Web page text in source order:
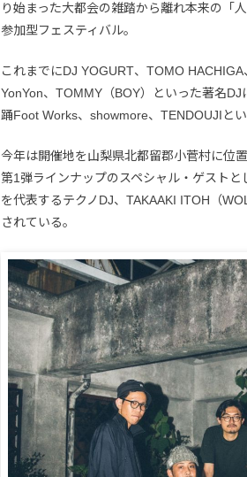
り始まった大都会の雑踏から離れ本来の「
参加型フェスティバル。
これまでにDJ YOGURT、TOMO HACHIGA
YonYon、TOMMY（BOY）といった著名DJ
踊Foot Works、showmore、TENDOUJIと
今年は開催地を山梨県北都留郡小菅村に位
第1弾ラインナップのスペシャル・ゲスト
を代表するテクノDJ、TAKAAKI ITOH（
されている。